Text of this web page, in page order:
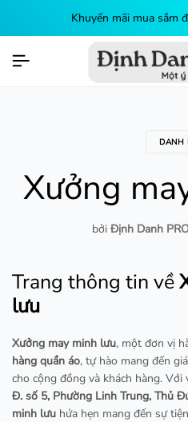
Khuyến mãi mua sắm
DANH
Xưởng
bởi Định Danh
Trang thông tin về
lưu
Xưởng may minh lưu, một đơn vị
hàng quần áo, tự hào mang đến
cho cộng đồng và khách hàng. Với
Đ. số 5, Phường Linh Trung, Thủ
minh lưu hứa hẹn mang đến sự